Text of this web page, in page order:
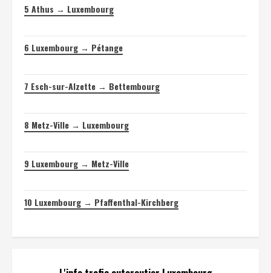
5 Athus → Luxembourg
6 Luxembourg → Pétange
7 Esch-sur-Alzette → Bettembourg
8 Metz-Ville → Luxembourg
9 Luxembourg → Metz-Ville
10 Luxembourg → Pfaffenthal-Kirchberg